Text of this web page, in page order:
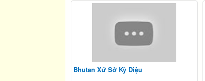
Bhutan Xứ Sở Kỳ Diệu